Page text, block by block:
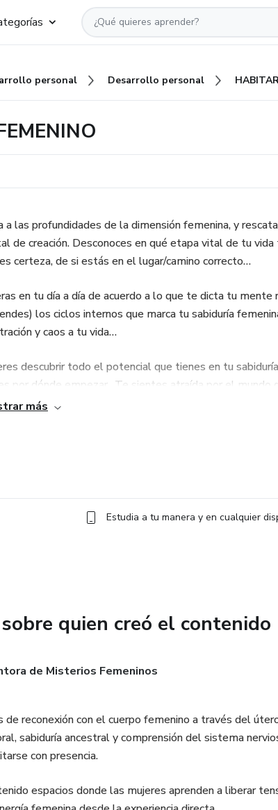
personal Desarrollo personal
a las profundidades de la dimensión femenina, y
de creación. Desconoces en qué etapa vital de tu
certeza, de si estás en el lugar/camino correcto…
en tu día a día de acuerdo a lo que te dicta tu mente
los ciclos internos que marca tu sabiduría
y caos a tu vida…
descubrir todo el potencial que tienes en tu
por dónde empezar…Te sientes atraída por el mundo
no sabes cómo hacer el viaje y no perderte en el proceso.
más
Estudia a tu manera y en cualquier
quien creó el contenido
de Misterios Femeninos
de reconexión con el cuerpo femenino a través del
sabiduría ancestral y comprensión del sistema
con presencia.
espacios donde las mujeres aprenden a liberar